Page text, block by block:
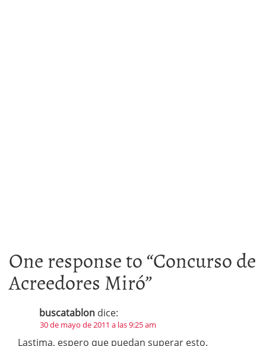
One response to “Concurso de
Acreedores Miró”
buscatablon dice:
30 de mayo de 2011 a las 9:25 am
Lastima, espero que puedan superar esto.